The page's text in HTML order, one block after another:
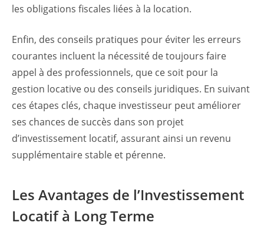
les obligations fiscales liées à la location.
Enfin, des conseils pratiques pour éviter les erreurs
courantes incluent la nécessité de toujours faire
appel à des professionnels, que ce soit pour la
gestion locative ou des conseils juridiques. En suivant
ces étapes clés, chaque investisseur peut améliorer
ses chances de succès dans son projet
d’investissement locatif, assurant ainsi un revenu
supplémentaire stable et pérenne.
Les Avantages de l’Investissement
Locatif à Long Terme